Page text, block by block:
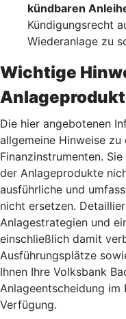
kündbaren
Kündigungsrecht
Wiederanlage zu
Wichtige
Die hier angebotenen
allgemeine Hinweise
Finanzinstrumenten.
der Anlageprodukte
ausführliche und
nicht ersetzen.
Anlagestrategien und
einschließlich damit
Ausführungsplätze
Ihnen Ihre Volksbank
Anlageentscheidung im
Verfügung.